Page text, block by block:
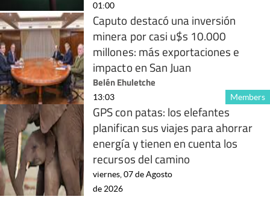
01:00
Caputo destacó una inversión
minera por casi u$s 10.000
millones: más exportaciones e
impacto en San Juan
Belén Ehuletche
Members
13:03
GPS con patas: los elefantes
planifican sus viajes para ahorrar
energía y tienen en cuenta los
recursos del camino
viernes, 07 de Agosto
de 2026